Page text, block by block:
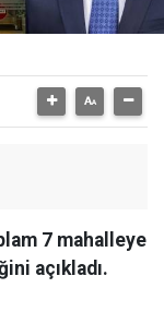
7 mahalleye
açıkladı.